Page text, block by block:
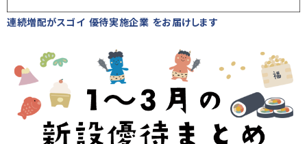
連続増配がスゴイ 優待実施企業 をお届けします